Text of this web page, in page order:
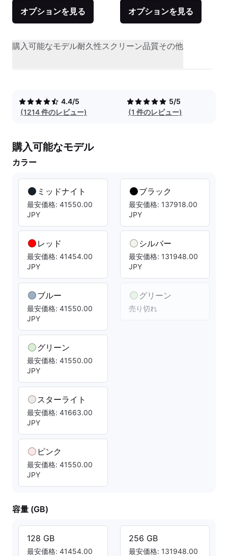
オプションを見る オプションを見る
購入可能なモデル耐久性スクリーン品質その他
4.4/5
(1214 件のレビュー)
5/5
(1 件のレビュー)
購入可能なモデル
カラー
ミッドナイト
最安価格: 41550.00
JPY
レッド
最安価格: 41454.00
JPY
ブルー
最安価格: 41550.00
JPY
グリーン
最安価格: 41550.00
JPY
スターライト
最安価格: 41663.00
JPY
ピンク
最安価格: 41550.00
JPY
ブラック
最安価格: 137918.00
JPY
シルバー
最安価格: 131948.00
JPY
グリーン
売り切れ
容量 (GB)
128 GB
最安価格: 41454.00
256 GB
最安価格: 131948.00